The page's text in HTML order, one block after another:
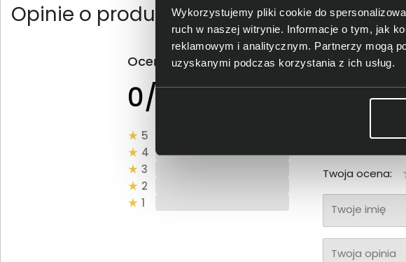
Wykorzystujemy pliki cookie do
ruch w naszej witrynie. Informacje o tym, jak
reklamowym i analitycznym. Partnerzy mogą
uzyskanymi podczas korzystania z ich usług.
Opinie o produkcie
Oceń produkt
0/5 0 - ilość opinii o
5
4
3
2
1
Twoja ocena:
Twoje imię
Twoja opinia